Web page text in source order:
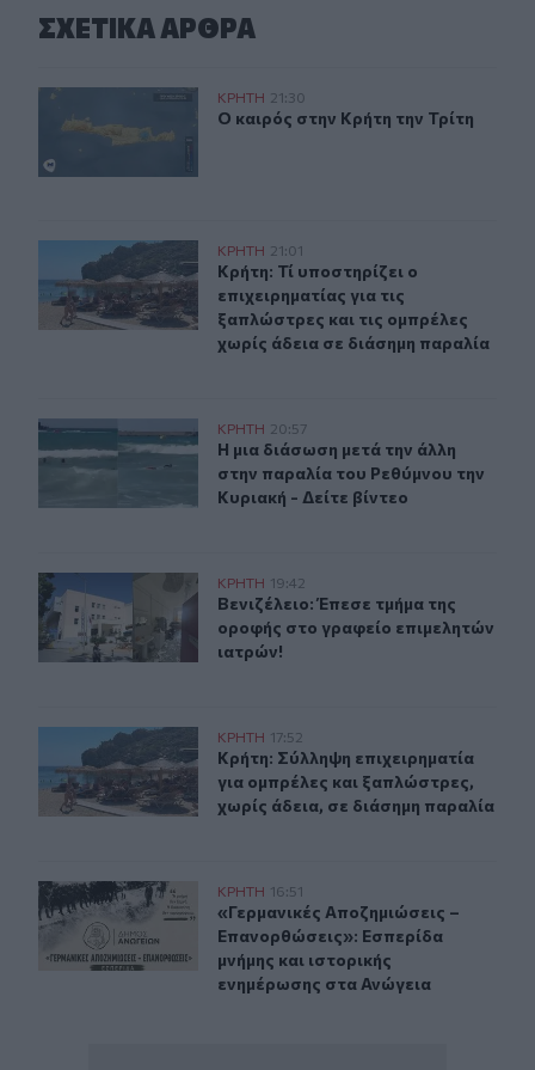
ΣΧΕΤΙΚA AΡΘΡΑ
Ο καιρός στην Κρήτη την Τρίτη
ΚΡΗΤΗ 21:30
Ο καιρός στην Κρήτη την Τρίτη
Ο καιρός στην Κρήτη την Τρίτη
Κρήτη: Τί υποστηρίζει ο επιχειρηματίας για τις
ΚΡΗΤΗ 21:01
Κρήτη: Τί υποστηρίζει ο
Κρήτη: Τί υποστηρίζει ο
επιχειρηματίας για τις
ξαπλώστρες και τις ομπρέλες
χωρίς άδεια σε διάσημη παραλία
Η μια διάσωση μετά την άλλη στην παραλία του
ΚΡΗΤΗ 20:57
Η μια διάσωση μετά την άλλη στην
Η μια διάσωση μετά την άλλη
στην παραλία του Ρεθύμνου την
Κυριακή - Δείτε βίντεο
Βενιζέλειο: Έπεσε τμήμα της οροφής στο γραφείο
ΚΡΗΤΗ 19:42
Βενιζέλειο: Έπεσε τμήμα της
Βενιζέλειο: Έπεσε τμήμα της
οροφής στο γραφείο επιμελητών
ιατρών!
Κρήτη: Σύλληψη επιχειρηματία για ομπρέλες και
ΚΡΗΤΗ 17:52
Κρήτη: Σύλληψη επιχειρηματία
Κρήτη: Σύλληψη επιχειρηματία
για ομπρέλες και ξαπλώστρες,
χωρίς άδεια, σε διάσημη παραλία
«Γερμανικές Αποζημιώσεις – Επανορθώσεις»:
ΚΡΗΤΗ 16:51
«Γερμανικές Αποζημιώσεις –
«Γερμανικές Αποζημιώσεις –
Επανορθώσεις»: Εσπερίδα
μνήμης και ιστορικής
ενημέρωσης στα Ανώγεια